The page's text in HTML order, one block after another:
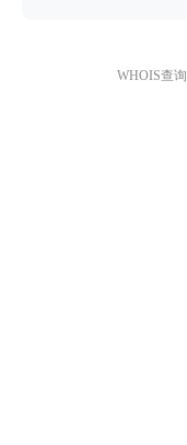
WHOIS查询